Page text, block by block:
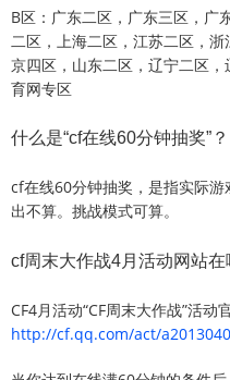
B区：广东二区，广东三区，广
二区，上海二区，江苏二区，
京四区，山东二区，辽宁二区
育网专区
什么是“cf在线60分钟抽奖”？
cf在线60分钟抽奖，是指实际
出不算。挑战模式可算。
cf周末大作战4月活动网站在
CF4月活动“CF周末大作战”活动
http://cf.qq.com/act/